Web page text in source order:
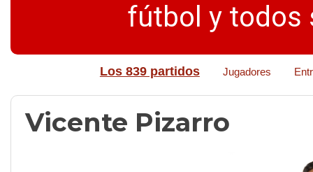
fútbol y todos
Los 839 partidos Jugadores
Vicente Pizarro